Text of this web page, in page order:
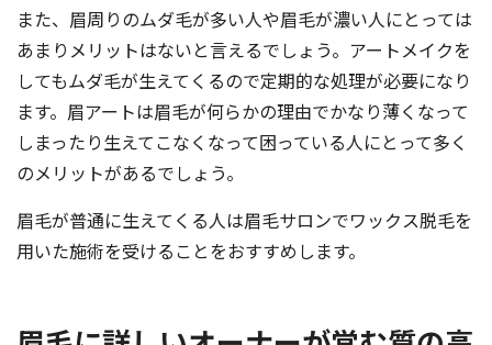
また、眉周りのムダ毛が多い人や眉毛が濃い人にとっては
あまりメリットはないと言えるでしょう。アートメイクを
してもムダ毛が生えてくるので定期的な処理が必要になり
ます。眉アートは眉毛が何らかの理由でかなり薄くなって
しまったり生えてこなくなって困っている人にとって多く
のメリットがあるでしょう。
眉毛が普通に生えてくる人は眉毛サロンでワックス脱毛を
用いた施術を受けることをおすすめします。